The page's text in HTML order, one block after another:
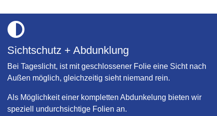
Sichtschutz + Abdunklung
Bei Tageslicht, ist mit geschlossener Folie eine Sicht nach
Außen möglich, gleichzeitig sieht niemand rein.
Als Möglichkeit einer kompletten Abdunkelung bieten wir
speziell undurchsichtige Folien an.